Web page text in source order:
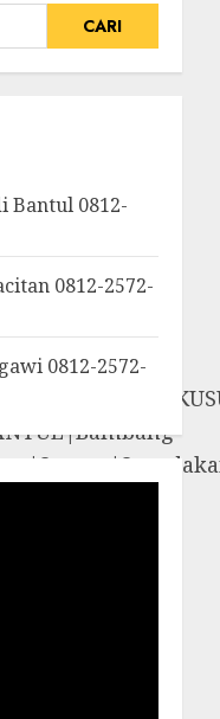
Bantul 0812-
0812-2572-
0812-2572-